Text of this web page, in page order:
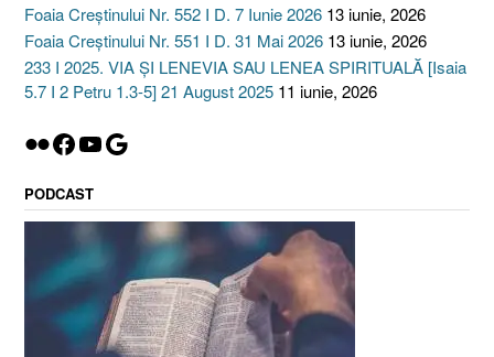
Foaia Creștinului Nr. 552 I D. 7 Iunie 2026 13 iunie, 2026
Foaia Creștinului Nr. 551 I D. 31 Mai 2026 13 iunie, 2026
233 I 2025. VIA ȘI LENEVIA SAU LENEA SPIRITUALĂ [Isaia
5.7 I 2 Petru 1.3-5] 21 August 2025 11 iunie, 2026
Flickr
Facebook
YouTube
Google
PODCAST